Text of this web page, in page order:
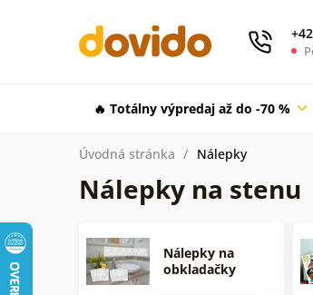
🔥 Totálny výpredaj až do -70 %
Úvodná stránka Nálepky
Nálepky na stenu
Nálepky na
obkladačky